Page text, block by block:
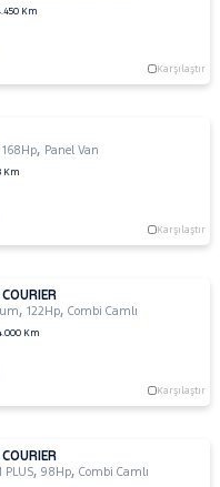
Km
Karşılaştır
168Hp, Panel Van
Km
Karşılaştır
,122Hp,Combi Camlı
Km
Karşılaştır
PLUS,98Hp,Combi Camlı